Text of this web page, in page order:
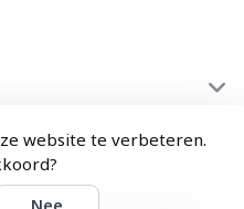
website te verbeteren.